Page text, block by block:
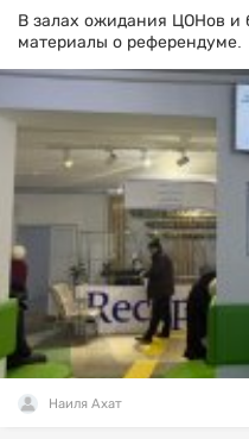
В залах ожидания ЦОНов и
материалы о референдуме.
Наиля Ахат